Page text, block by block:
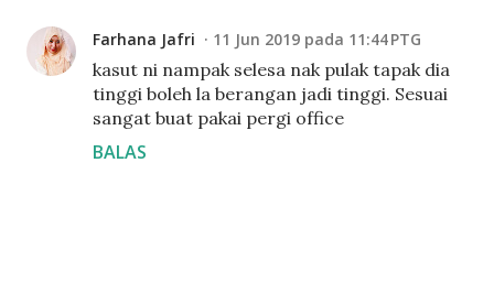
Farhana Jafri 11 Jun 2019 pada 11:44 PTG
kasut ni nampak selesa nak pulak tapak dia
tinggi boleh la berangan jadi tinggi. Sesuai
sangat buat pakai pergi office
BALAS